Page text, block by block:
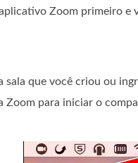
Zoom primeiro
sala que você criou ou
Zoom para iniciar o